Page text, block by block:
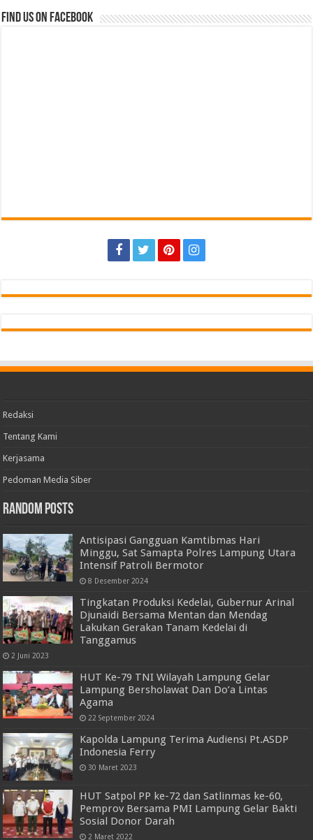
Find us on Facebook
Redaksi
Tentang Kami
Kerjasama
Pedoman Media Siber
Random Posts
Antisipasi Gangguan Kamtibmas Hari
Minggu, Sat Samapta Polres Lampung Utara
Intensif Patroli Bermotor
8 Desember 2024
Tingkatan Produksi Kedelai, Gubernur Arinal
Djunaidi Bersama Mentan dan Mendag
Lakukan Gerakan Tanam Kedelai di
Tanggamus
2 Juni 2023
HUT Ke-79 TNI Wilayah Lampung Gelar
Lampung Bersholawat Dan Do’a Lintas
Agama
22 September 2024
Kapolda Lampung Terima Audiensi Pt.ASDP
Indonesia Ferry
30 Maret 2023
HUT Satpol PP ke-72 dan Satlinmas ke-60,
Pemprov Bersama PMI Lampung Gelar Bakti
Sosial Donor Darah
2 Maret 2022